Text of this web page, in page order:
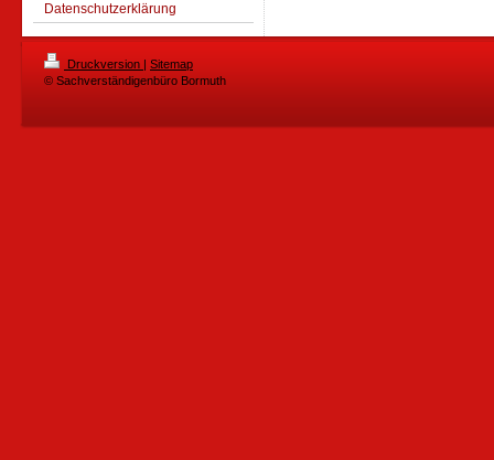
Datenschutzerklärung
Druckversion | Sitemap
© Sachverständigenbüro Bormuth